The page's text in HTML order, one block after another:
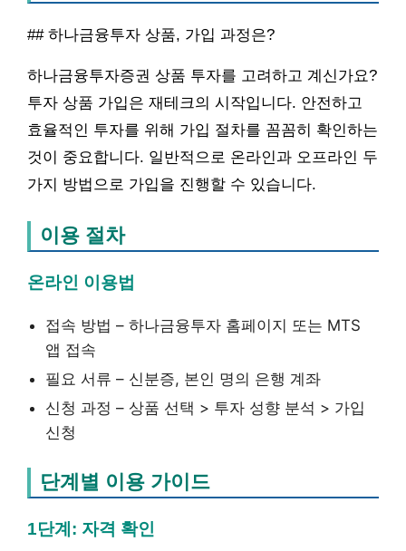
## 하나금융투자 상품, 가입 과정은?
하나금융투자증권 상품 투자를 고려하고 계신가요?
투자 상품 가입은 재테크의 시작입니다. 안전하고
효율적인 투자를 위해 가입 절차를 꼼꼼히 확인하는
것이 중요합니다. 일반적으로 온라인과 오프라인 두
가지 방법으로 가입을 진행할 수 있습니다.
이용 절차
온라인 이용법
접속 방법 – 하나금융투자 홈페이지 또는 MTS
앱 접속
필요 서류 – 신분증, 본인 명의 은행 계좌
신청 과정 – 상품 선택 > 투자 성향 분석 > 가입
신청
단계별 이용 가이드
1단계: 자격 확인